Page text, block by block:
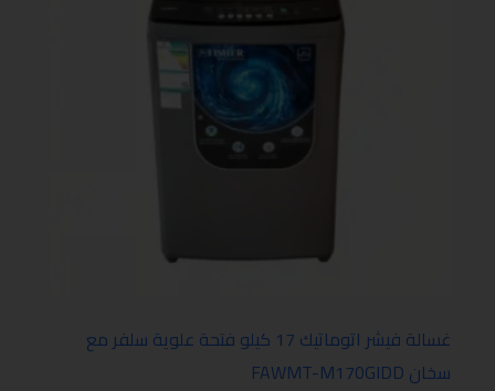
غسالة فيشر اتوماتيك 17 كيلو فتحة علوية سلفر مع
سخان FAWMT-M170GIDD